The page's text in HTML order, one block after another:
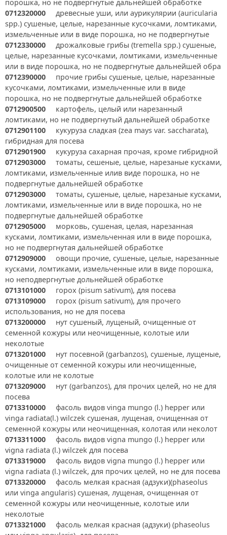
порошка, но не подвергнутые дальнейшей обработке
0712320000 древесные уши, или аурикулярии (auricularia
spp.) сушеные, целые, нарезанные кусочками, ломтиками,
измельченные или в виде порошка, но не подвергнутые
0712330000 дрожалковые грибы (tremella spp.) сушеные,
целые, нарезанные кусочками, ломтиками, измельченные
или в виде порошка, но не подвергнутые дальнейшей обра
0712390000 прочие грибы сушеные, целые, нарезанные
кусочками, ломтиками, измельченные или в виде
порошка, но не подвергнутые дальнейшей обработке
0712900500 картофель, целый или нарезанный
ломтиками, но не подвергнутый дальнейшей обработке
0712901100 кукуруза сладкая (zea mays var. saccharata),
гибридная для посева
0712901900 кукуруза сахарная прочая, кроме гибридной
0712903000 томаты, сешеные, целые, нарезаные кусками,
ломтиками, измельченные илив виде порошка, но не
подвергнутые дальнейшей обработке
0712903000 томаты, сушеные, целые, нарезаные кусками,
ломтиками, измельченные или в виде порошка, но не
подвергнутые дальнейшей обработке
0712905000 морковь, сушеная, целая, нарезанная
кусками, ломтиками, измельченная или в виде порошка,
но не подвергнутая дальнейшей обработке
0712909000 овощи прочие, сушеные, целые, нарезанные
кусками, ломтиками, измельченные или в виде порошка,
но неподвергнутые дольнейшей обработке
0713101000 горох (pisum sativum), для посева
0713109000 горох (pisum sativum), для прочего
использования, но не для посева
0713200000 нут сушеный, лущеный, очищенные от
семенной кожуры или неочищенные, колотые или
неколотые
0713201000 нут посевной (garbanzos), сушеные, лущеные,
очищенные от семенной кожуры или неочищенные,
колотые или не колотые
0713209000 нут (garbanzos), для прочих целей, но не для
посева
0713310000 фасоль видов vinga mungo (l.) hepper или
vinga radiata(l.) wilczek сушеная, лущеная, очищенная от
семенной кожуры или неочищенная, колотая или неколот
0713311000 фасоль видов vigna mungo (l.) hepper или
vigna radiata (l.) wilczek для посева
0713319000 фасоль видов vigna mungo (l.) hepper или
vigna radiata (l.) wilczek, для прочих целей, но не для посева
0713320000 фасоль мелкая красная (адзуки)(phaseolus
или vinga angularis) сушеная, лущеная, очищенная от
семенной кожуры или неочищенные, колотые или
неколотые
0713321000 фасоль мелкая красная (адзуки) (phaseolus